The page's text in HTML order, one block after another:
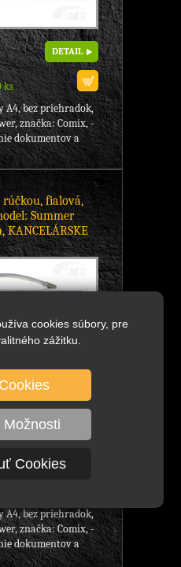
cookies súbory, pre
zážitku.
Možnosti
Cookies
ks
DETAIL
A4, bez priehradok,
značka: Comix, -
dokumentov a
rúčkou, fialová,
Summer
KANCELÁRSKE
A4, bez priehradok,
značka: Comix, -
dokumentov a